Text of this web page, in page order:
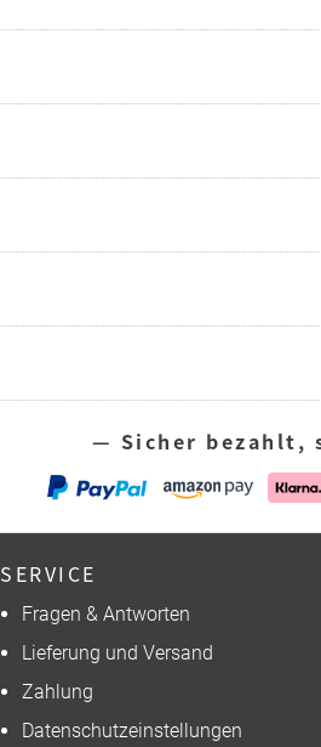
— Sicher
SERVICE
Fragen & Antworten
Lieferung und Versand
Zahlung
Datenschutzeinstellungen